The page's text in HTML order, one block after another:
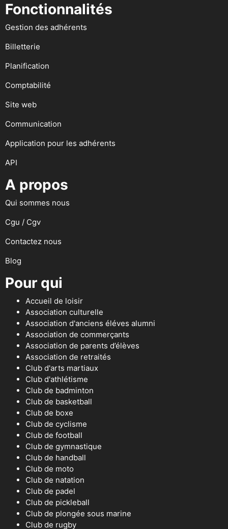
Fonctionnalités
Gestion des adhérents
Billetterie
Planification
Comptabilité
Site web
Communication
Application pour les adhérents
API
A propos
Qui sommes nous
Cgu / Cgv
Contactez nous
Blog
Pour qui
Accueil de loisir
Association culturelle
Association d'anciens éléves alumni
Association de commerçants
Association de parents d’élèves
Association de retraités
Club d'arts martiaux
Club d'athlétisme
Club de badminton
Club de basketball
Club de boxe
Club de cyclisme
Club de football
Club de gymnastique
Club de handball
Club de moto
Club de natation
Club de padel
Club de pickleball
Club de plongée sous marine
Club de rugby